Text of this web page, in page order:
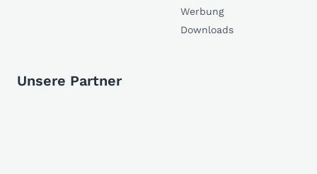
Werbung
Downloads
Unsere Partner